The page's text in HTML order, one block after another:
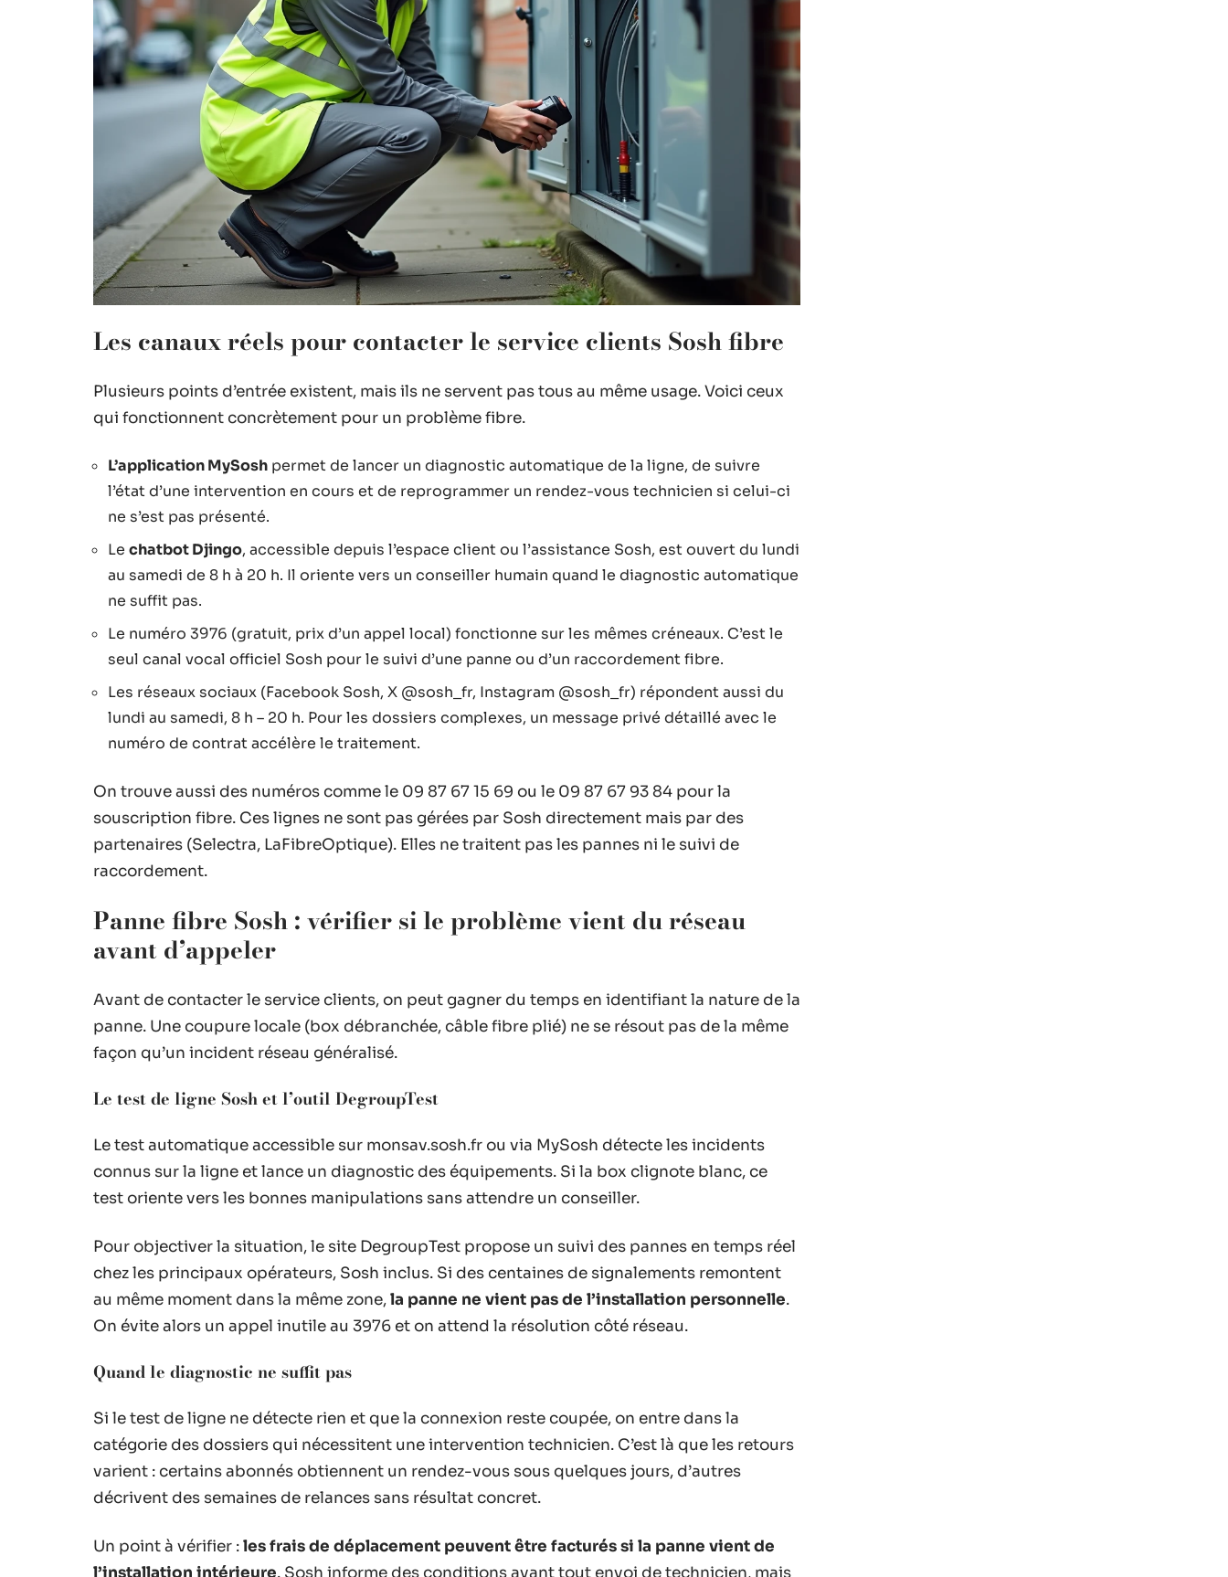
Les canaux réels pour contacter le service clients Sosh fibre
Plusieurs points d’entrée existent, mais ils ne servent pas tous au même usage. Voici ceux
qui fonctionnent concrètement pour un problème fibre.
L’application MySosh permet de lancer un diagnostic automatique de la ligne, de suivre
l’état d’une intervention en cours et de reprogrammer un rendez-vous technicien si celui-ci
ne s’est pas présenté.
Le chatbot Djingo, accessible depuis l’espace client ou l’assistance Sosh, est ouvert du lundi
au samedi de 8 h à 20 h. Il oriente vers un conseiller humain quand le diagnostic automatique
ne suffit pas.
Le numéro 3976 (gratuit, prix d’un appel local) fonctionne sur les mêmes créneaux. C’est le
seul canal vocal officiel Sosh pour le suivi d’une panne ou d’un raccordement fibre.
Les réseaux sociaux (Facebook Sosh, X @sosh_fr, Instagram @sosh_fr) répondent aussi du
lundi au samedi, 8 h – 20 h. Pour les dossiers complexes, un message privé détaillé avec le
numéro de contrat accélère le traitement.
On trouve aussi des numéros comme le 09 87 67 15 69 ou le 09 87 67 93 84 pour la
souscription fibre. Ces lignes ne sont pas gérées par Sosh directement mais par des
partenaires (Selectra, LaFibreOptique). Elles ne traitent pas les pannes ni le suivi de
raccordement.
Panne fibre Sosh : vérifier si le problème vient du réseau
avant d’appeler
Avant de contacter le service clients, on peut gagner du temps en identifiant la nature de la
panne. Une coupure locale (box débranchée, câble fibre plié) ne se résout pas de la même
façon qu’un incident réseau généralisé.
Le test de ligne Sosh et l’outil DegroupTest
Le test automatique accessible sur monsav.sosh.fr ou via MySosh détecte les incidents
connus sur la ligne et lance un diagnostic des équipements. Si la box clignote blanc, ce
test oriente vers les bonnes manipulations sans attendre un conseiller.
Pour objectiver la situation, le site DegroupTest propose un suivi des pannes en temps réel
chez les principaux opérateurs, Sosh inclus. Si des centaines de signalements remontent
au même moment dans la même zone,la panne ne vient pas de l’installation personnelle.
On évite alors un appel inutile au 3976 et on attend la résolution côté réseau.
Quand le diagnostic ne suffit pas
Si le test de ligne ne détecte rien et que la connexion reste coupée, on entre dans la
catégorie des dossiers qui nécessitent une intervention technicien. C’est là que les retours
varient : certains abonnés obtiennent un rendez-vous sous quelques jours, d’autres
décrivent des semaines de relances sans résultat concret.
Un point à vérifier :les frais de déplacement peuvent être facturés si la panne vient de
l’installation intérieure. Sosh informe des conditions avant tout envoi de technicien, mais